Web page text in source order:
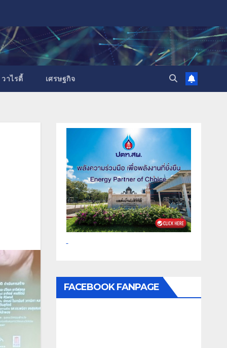
วาไรตี้ เศรษฐกิจ
FACEBOOK FANPAGE